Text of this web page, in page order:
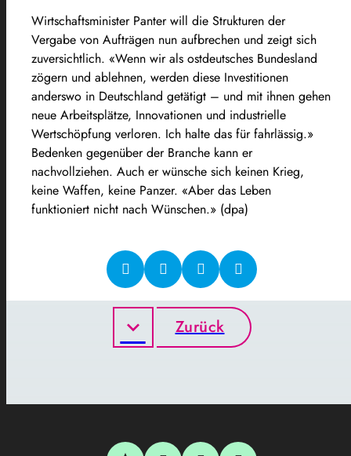
Wirtschaftsminister Panter will die Strukturen der
Vergabe von Aufträgen nun aufbrechen und zeigt sich
zuversichtlich. «Wenn wir als ostdeutsches Bundesland
zögern und ablehnen, werden diese Investitionen
anderswo in Deutschland getätigt – und mit ihnen gehen
neue Arbeitsplätze, Innovationen und industrielle
Wertschöpfung verloren. Ich halte das für fahrlässig.»
Bedenken gegenüber der Branche kann er
nachvollziehen. Auch er wünsche sich keinen Krieg,
keine Waffen, keine Panzer. «Aber das Leben
funktioniert nicht nach Wünschen.» (dpa)
Zurück